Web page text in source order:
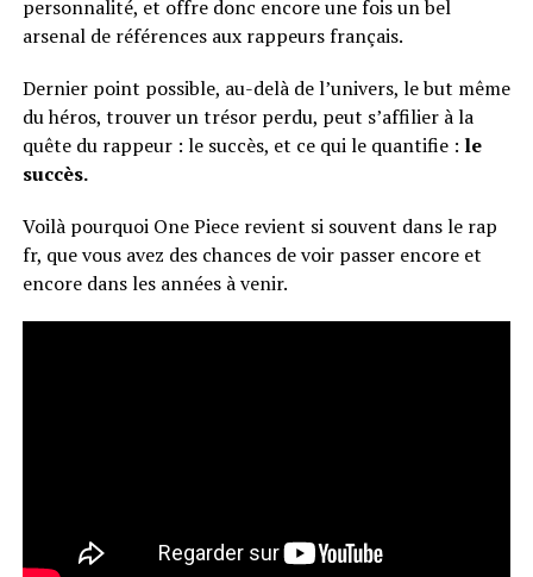
personnalité, et offre donc encore une fois un bel
arsenal de références aux rappeurs français.
Dernier point possible, au-delà de l’univers, le but même
du héros, trouver un trésor perdu, peut s’affilier à la
quête du rappeur : le succès, et ce qui le quantifie : le
succès.
Voilà pourquoi One Piece revient si souvent dans le rap
fr, que vous avez des chances de voir passer encore et
encore dans les années à venir.